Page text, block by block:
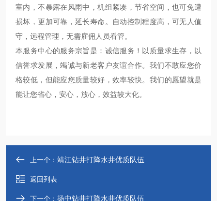
室内，不暴露在风雨中，机组紧凑，节省空间，也可免遭
损坏，更加可靠，延长寿命。自动控制程度高，可无人值
守，远程管理，无需雇佣人员看管。
本服务中心的服务宗旨是：诚信服务！以质量求生存，以
信誉求发展，竭诚与新老客户友谊合作。我们不敢应您价
格较低，但能应您质量较好，效率较快。我们的愿望就是
能让您省心，安心，放心，效益较大化。
上一个： 靖江钻井打降水井优质队伍
返回列表
下一个： 扬中钻井打降水井优质队伍